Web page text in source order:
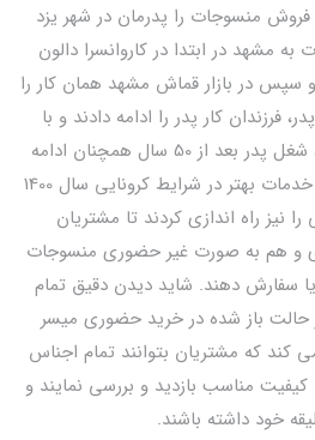
کار فروش منسوجات را پدرمان در شهر یزد
مشهد در ابتدا در کاروانسرا دالون
و سپس در بازار قماش مشهد همان کار را
فرزندان کار پدر را ادامه دادند و با
فروش انواع روفرشی و حوله، شغل پدر بعد از 50 سال همچنان ادامه
دارد. حال فرزندان برای ارائه خدمات بهتر در شرایط کرونایی سال 1400
نیز راه اندازی کردند تا مشتریان
و هم به صورت غیر حضوری منسوجات
یا سفارش دهند. شاید دیدن دقیق تمام
باز شده در خرید حضوری میسر
که مشتریان بتوانند تمام اجناس
کیفیت مناسب بازدید و بررسی نمایند و
خود داشته باشند.